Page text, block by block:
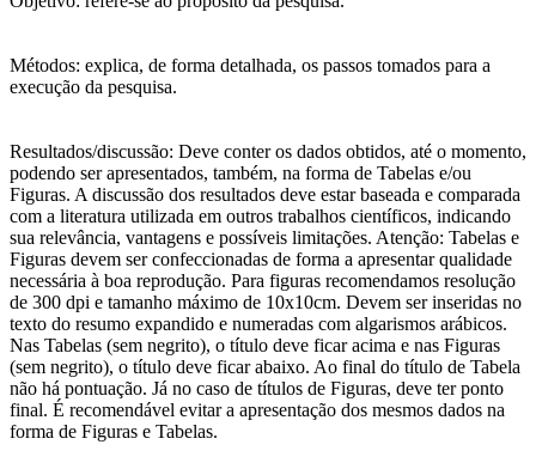
Métodos: explica, de forma detalhada, os passos tomados para a
execução da pesquisa.
Resultados/discussão: Deve conter os dados obtidos, até o momento,
podendo ser apresentados, também, na forma de Tabelas e/ou
Figuras. A discussão dos resultados deve estar baseada e comparada
com a literatura utilizada em outros trabalhos científicos, indicando
sua relevância, vantagens e possíveis limitações. Atenção: Tabelas e
Figuras devem ser confeccionadas de forma a apresentar qualidade
necessária à boa reprodução. Para figuras recomendamos resolução
de 300 dpi e tamanho máximo de 10x10cm. Devem ser inseridas no
texto do resumo expandido e numeradas com algarismos arábicos.
Nas Tabelas (sem negrito), o título deve ficar acima e nas Figuras
(sem negrito), o título deve ficar abaixo. Ao final do título de Tabela
não há pontuação. Já no caso de títulos de Figuras, deve ter ponto
final. É recomendável evitar a apresentação dos mesmos dados na
forma de Figuras e Tabelas.